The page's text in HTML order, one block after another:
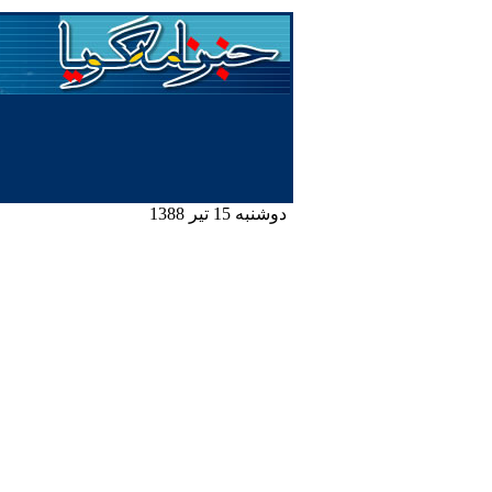
دوشنبه 15 تیر 1388